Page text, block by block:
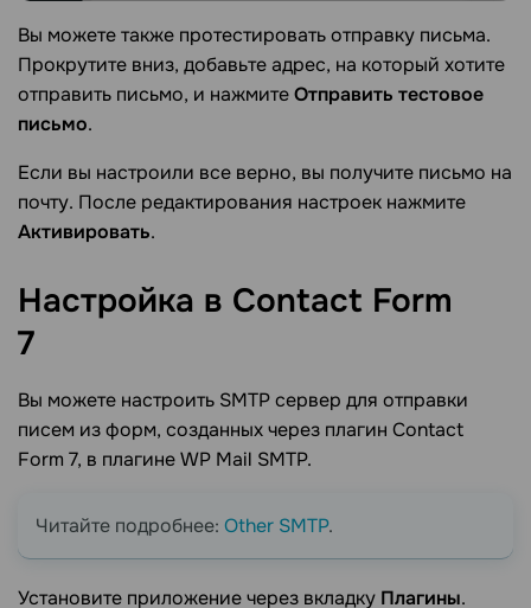
Вы можете также протестировать отправку письма.
Прокрутите вниз, добавьте адрес, на который хотите
отправить письмо, и нажмитеОтправить тестовое
письмо.
Если вы настроили все верно, вы получите письмо на
почту. После редактирования настроек нажмите
Активировать.
Настройка в Contact Form
7
Вы можете настроить SMTP сервер для отправки
писем из форм, созданных через плагин Contact
Form 7, в плагине WP Mail SMTP.
Читайте подробнее: Other SMTP.
Установите приложение через вкладку Плагины.